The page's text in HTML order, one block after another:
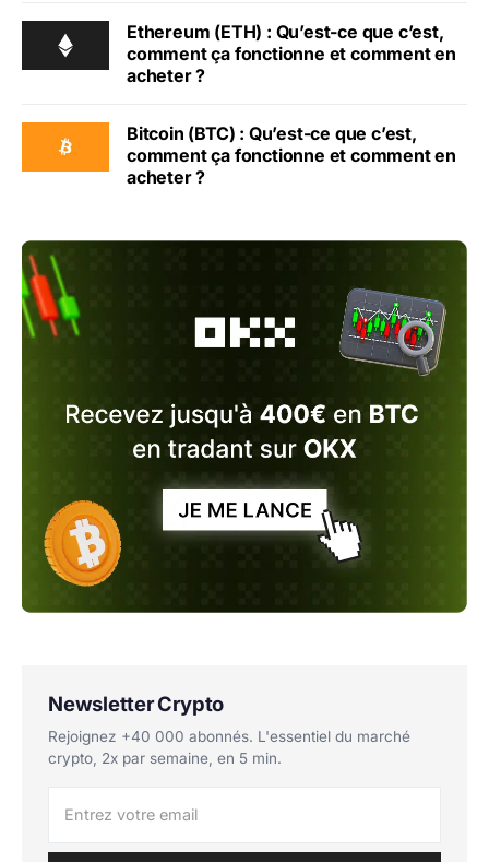
Ethereum (ETH) : Qu’est-ce que c’est,
comment ça fonctionne et comment en
acheter ?
Bitcoin (BTC) : Qu’est-ce que c’est,
comment ça fonctionne et comment en
acheter ?
Newsletter Crypto
Rejoignez +40 000 abonnés. L'essentiel du marché
crypto, 2x par semaine, en 5 min.